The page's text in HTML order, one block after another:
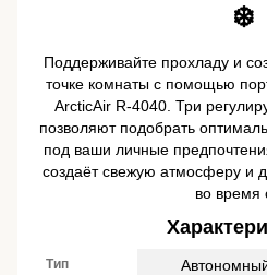
❄️
Поддерживайте прохладу и
точке комнаты с помощью
ArcticAir R-4040. Три
позволяют подобрать
под ваши личные
создаёт свежую атмосферу и
во время
Тип